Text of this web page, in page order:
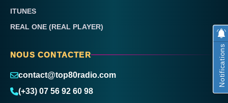
ITUNES
REAL ONE (REAL PLAYER)
NOUS CONTACTER
contact@top80radio.com
(+33) 07 56 92 60 98
Notifications